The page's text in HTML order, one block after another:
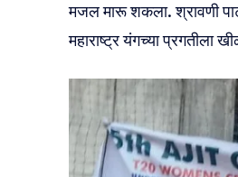
मजल मारू शकला. श्रावणी
महाराष्ट्र यंगच्या प्रगतीला